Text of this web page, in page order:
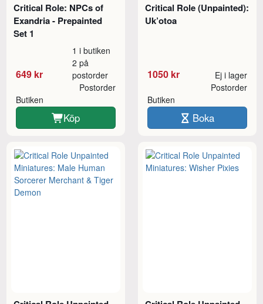
Critical Role: NPCs of
Exandria - Prepainted
Set 1
649 kr
1 i butiken
2 på
postorder
Butiken
Postorder
Köp
Critical Role (Unpainted):
Uk’otoa
1050 kr Ej i lager
Butiken
Postorder
Boka